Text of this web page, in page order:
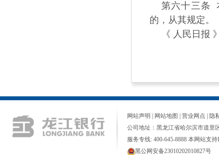
第六十三条
的，从其规定。
《 人民日报
网站声明 网站地图 营业网点
隐
公司地址：黑龙江省哈尔滨市道里
服务专线: 400-645-8888 本网站支持
黑公网安备23010202010827号